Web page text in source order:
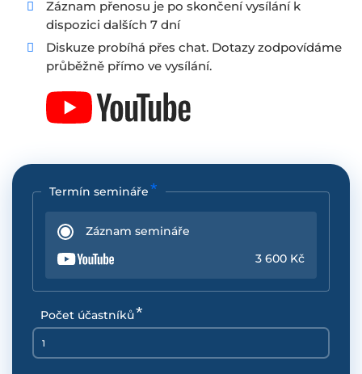
Záznam přenosu je po skončení vysílání k
dispozici dalších 7 dní
Diskuze probíhá přes chat. Dotazy zodpovídáme
průběžně přímo ve vysílání.
Termín semináře
Záznam semináře
3 600 Kč
Počet účastníků